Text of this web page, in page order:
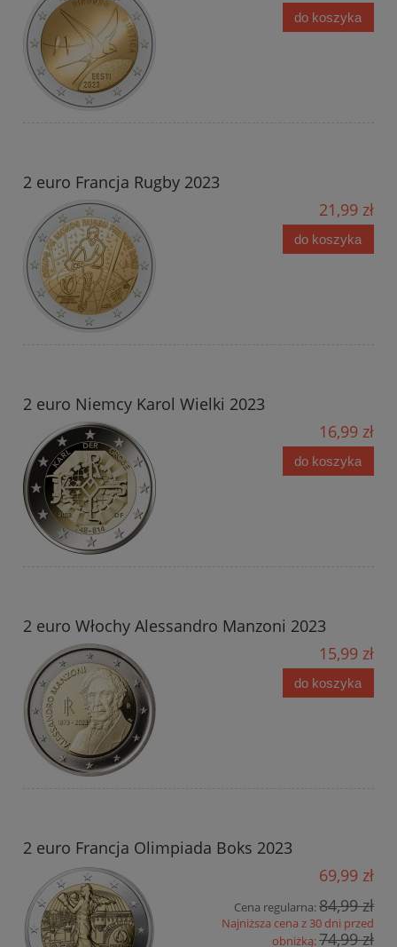
do koszyka
2 euro Francja Rugby 2023
21,99 zł
do koszyka
2 euro Niemcy Karol Wielki 2023
16,99 zł
do koszyka
2 euro Włochy Alessandro Manzoni 2023
15,99 zł
do koszyka
2 euro Francja Olimpiada Boks 2023
69,99 zł
Cena regularna:84,99 zł
Najniższa cena z 30 dni przed
obniżką:74,99 zł